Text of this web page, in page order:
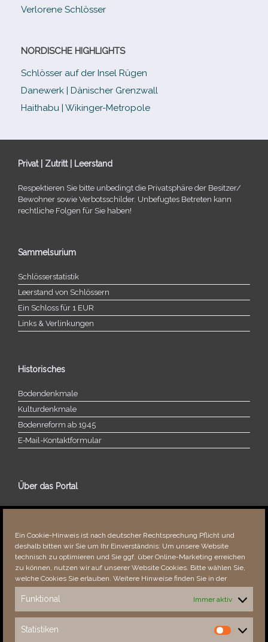
Ein Cookie-Hinweis ist nach deutscher Rechtsprechung Pflicht und
deshalb bitten wir Sie um Ihr Einverständnis: Um unsere Website
technisch zu optimieren und Sie ggf. über Online-Marketing erreichen
zu können, nutzen wir auf unserer Website Cookies. Bitte wählen Sie,
welche Cookies Sie erlauben. Weitere Hinweise finden Sie in der
Funktional Immer aktiv
Statistiken
Statistiken
Verlorene Schlösser
NORDISCHE HIGHLIGHTS
Schlösser auf der Insel Rügen
Danewerk | Dänischer Grenzwall
Haithabu | Wikinger-Metropole
Privat | Zutritt | Leerstand
Respektieren Sie bitte unbe­dingt die Privatsphäre der Besitzer/​
Bewohner sowie Verbotsschilder. Unbefugtes Betreten kann
recht­li­che Folgen für Sie haben!
Sammelsurium
Schlösserstatistik
Leerstand von Schlössern
Ein Schloss für 1 EUR
Links & Verlinkungen
Historisches
Bodendenkmale
Kulturdenkmale
Bodenreform ab 1945
E‑Mail-​​Kontaktformular
Über das Portal
Über dieses Portal
Fehler bemerkt?
Besucher seit 08/​2021